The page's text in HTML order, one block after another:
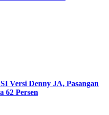
Versi Denny JA, Pasangan
62 Persen